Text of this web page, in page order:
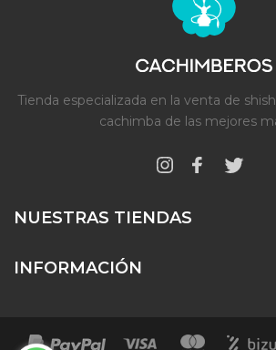
Tienda especializada en la venta de
cachimba de las mejores
NUESTRAS TIENDAS
INFORMACIÓN